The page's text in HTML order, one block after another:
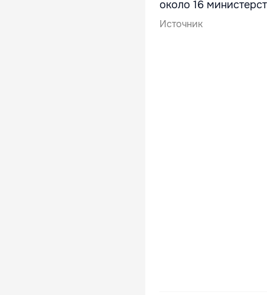
около 16
Источник